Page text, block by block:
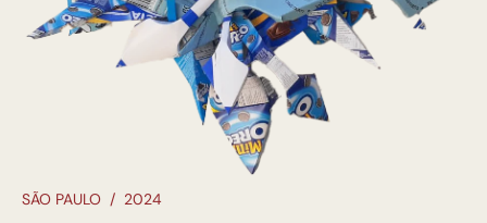
SÃO PAULO / 2024